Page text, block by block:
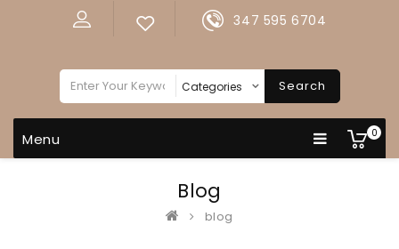
0
347 595 6704
Search
Menu
Blog
blog